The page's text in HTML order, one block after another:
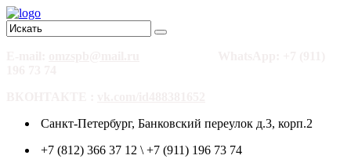
Санкт-Петербург, Банковский переулок д.3, корп.2
+7 (812) 366 37 12 \ +7 (911) 196 73 74